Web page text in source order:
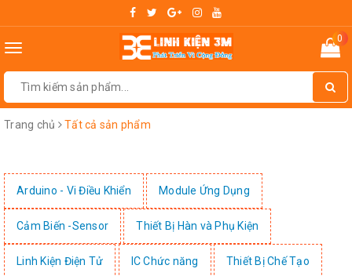
Toggle
0
Trang chủ Tất cả sản phẩm
Arduino - Vi Điều Khiển Module Ứng Dụng
Cảm Biến -Sensor Thiết Bị Hàn và Phụ Kiện
Linh Kiện Điện Tử IC Chức năng Thiết Bị Chế Tạo